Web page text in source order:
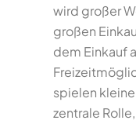
wird großer
großen
dem Einkauf
spielen
zentrale